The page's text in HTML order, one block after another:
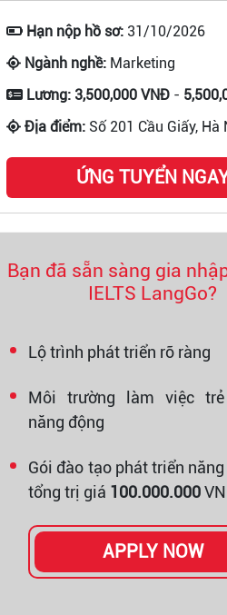
Hạn nộp hồ sơ: 31/10/2026
Ngành nghề: Marketing
Lương: 3,500,000 VNĐ -
Địa điểm: Số 201 Cầu Giấy, Hà
ỨNG TUYỂN
Bạn đã sẵn sàng gia
IELTS LangGo?
Lộ trình phát triển rõ ràng
Môi trường làm việc trẻ
năng động
Gói đào tạo phát triển
tổng trị giá 100.000.000
APPLY NOW